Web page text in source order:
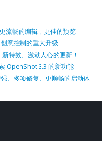
流畅的编辑，更佳的预览
意控制的重大升级
特效、激动人心的更新！
OpenShot 3.3 的新功能
、多项修复、更顺畅的启动体